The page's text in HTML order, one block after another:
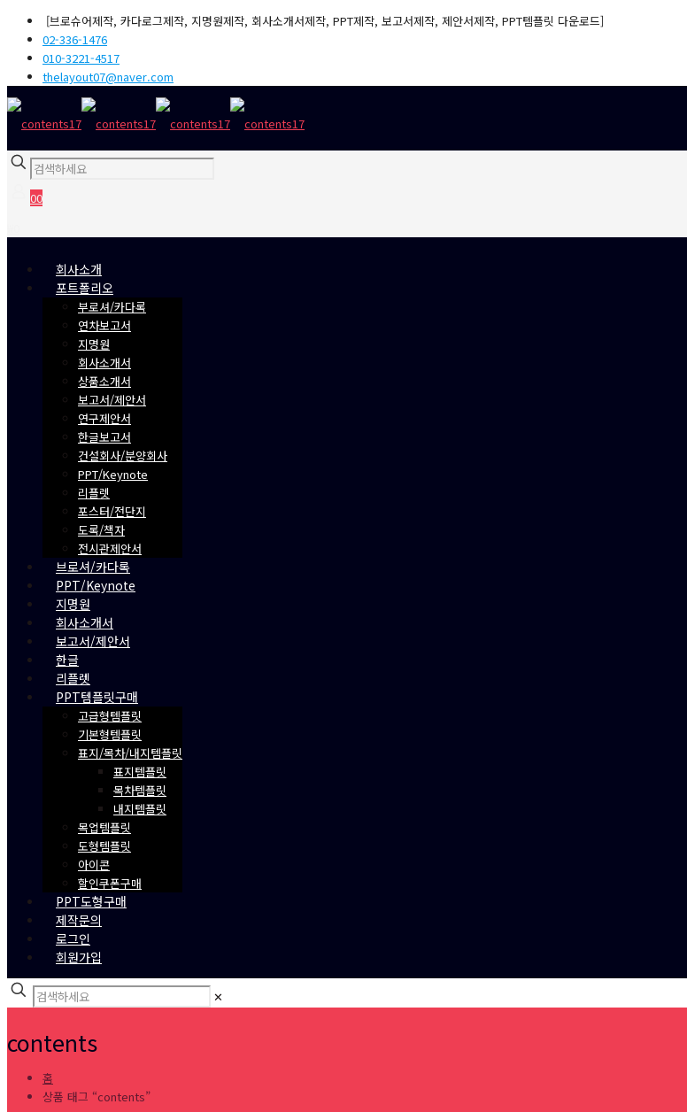
[브로슈어제작, 카다로그제작, 지명원제작, 회사소개서제작, PPT제작, 보고서제작, 제안서제작, PPT템플릿 다운로드]
02-336-1476
010-3221-4517
thelayout07@naver.com
00
회사소개
포트폴리오
부로셔/카다록
연차보고서
지명원
회사소개서
상품소개서
보고서/제안서
연구제안서
한글보고서
건설회사/분양회사
PPT/Keynote
리플렛
포스터/전단지
도록/책자
전시관제안서
브로셔/카다록
PPT/Keynote
지명원
회사소개서
보고서/제안서
한글
리플렛
PPT템플릿구매
고급형템플릿
기본형템플릿
표지/목차/내지템플릿
표지템플릿
목차템플릿
내지템플릿
목업템플릿
도형템플릿
아이콘
할인쿠폰구매
PPT도형구매
제작문의
로그인
회원가입
✕
contents
홈
상품 태그 “contents”